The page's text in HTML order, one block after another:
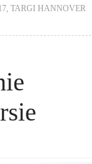
TARGI HANNOVER